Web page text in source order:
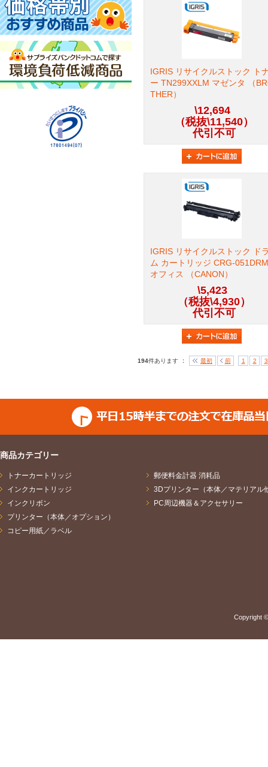
IGRIS リサイクルストック ト
ー TN299XXLM マゼンタ （
THER）
\12,694
（税抜\11,540）
代引不可
IGRIS リサイクルストック ド
ム カートリッジ CRG-051DRM
オフィス （CANON）
\5,423
（税抜\4,930）
代引不可
194件あります ： 最初 前 1 2 3
商品カテゴリー
トナーカートリッジ
インクカートリッジ
インクリボン
プリンター（本体／オプション）
コピー用紙／ラベル
郵便料金計器 消耗品
3Dプリンター（本体／マテリアル
PC周辺機器＆アクセサリー
Copyright